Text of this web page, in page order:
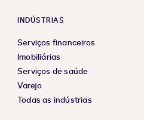
INDÚSTRIAS
Serviços financeiros
Imobiliárias
Serviços de saúde
Varejo
Todas as indústrias